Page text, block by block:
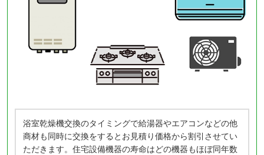
浴室乾燥機交換のタイミングで給湯器やエアコンなどの他
商材も同時に交換をするとお見積り価格から割引させてい
ただきます。住宅設備機器の寿命はどの機器もほぼ同年数